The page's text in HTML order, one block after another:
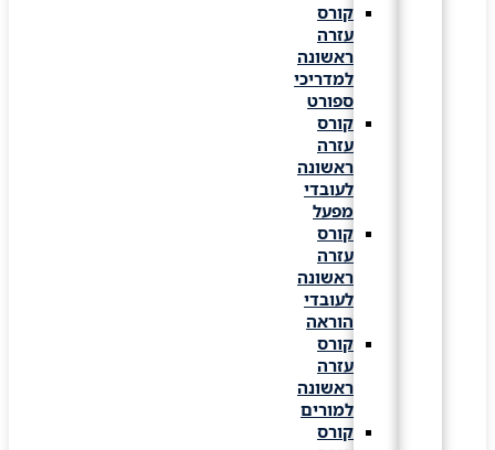
קורס
עזרה
ראשונה
למדריכי
ספורט
קורס
עזרה
ראשונה
לעובדי
מפעל
קורס
עזרה
ראשונה
לעובדי
הוראה
קורס
עזרה
ראשונה
למורים
קורס